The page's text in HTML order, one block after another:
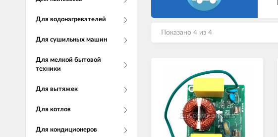
Для водонагревателей
Для сушильных машин
Для мелкой бытовой
техники
Для вытяжек
Для котлов
Для кондиционеров
Показано 4 из 4